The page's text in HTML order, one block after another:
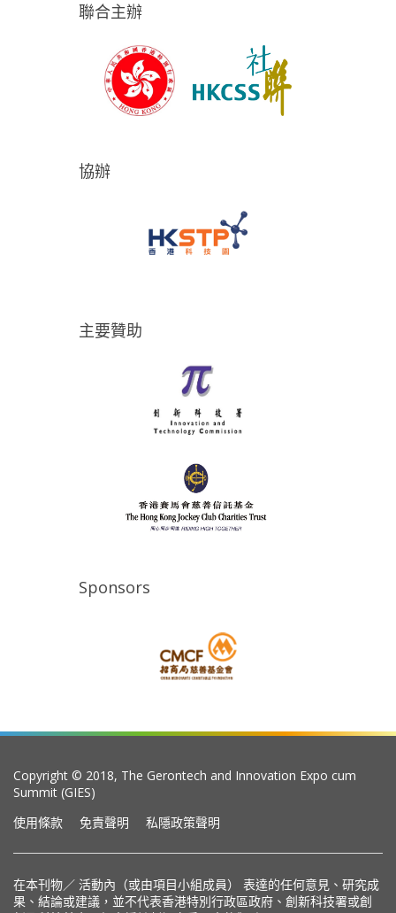
聯合主辦
協辦
主要贊助
Sponsors
Copyright © 2018, The Gerontech and Innovation Expo cum
Summit (GIES)
使用條款
免責聲明 私隱政策聲明
在本刊物／ 活動內（或由項目小組成員） 表達的任何意見、研究成
果、結論或建議，並不代表香港特別行政區政府、創新科技署或創